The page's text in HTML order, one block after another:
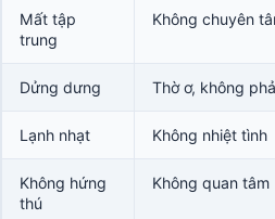
Mất tập
trung
Không chuyên
Dửng dưng Thờ ơ, không
Lạnh nhạt Không nhiệt tình
Không hứng
thú
Không quan tâm